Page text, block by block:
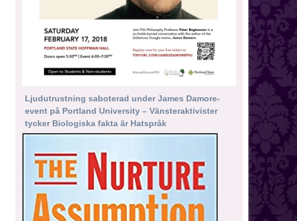
Ljudutrustning saboterad under James Damore-
event på Portland University – Vänsteraktivister
tycker Biologiska fakta är Hatspråk